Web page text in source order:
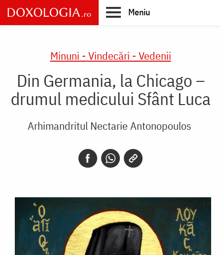
Skip
to
main
Meniu
Minuni - Vindecări - Vedenii
Din Germania, la Chicago –
drumul medicului Sfânt Luca
Arhimandritul Nectarie Antonopoulos